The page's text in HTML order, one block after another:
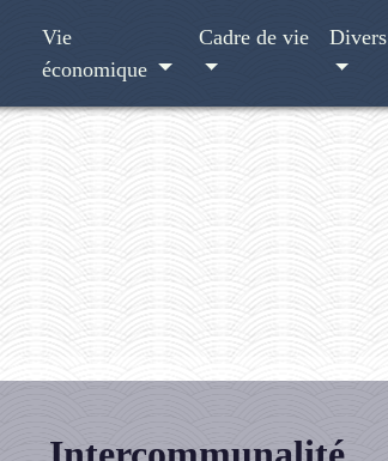
Vie
économique
Cadre de vie Divers